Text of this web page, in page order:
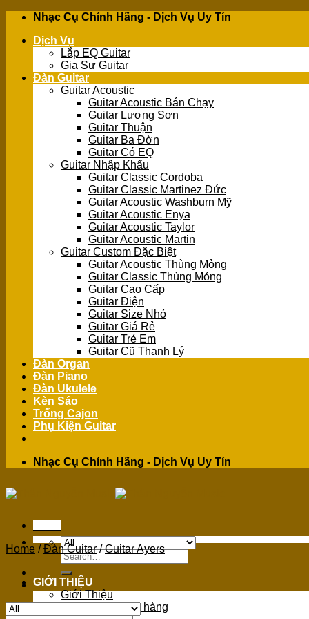
Skip
content
Nhạc Cụ Chính Hãng - Dịch Vụ Uy Tín
Dịch Vụ
Lắp EQ Guitar
Gia Sư Guitar
Đàn Guitar
Guitar Acoustic
Guitar Acoustic Bán Chạy
Guitar Lương Sơn
Guitar Thuận
Guitar Ba Đờn
Guitar Có EQ
Guitar Nhập Khẩu
Guitar Classic Cordoba
Guitar Classic Martinez Đức
Guitar Acoustic Washburn Mỹ
Guitar Acoustic Enya
Guitar Acoustic Taylor
Guitar Acoustic Martin
Guitar Custom Đặc Biệt
Guitar Acoustic Thùng Mỏng
Guitar Classic Thùng Mỏng
Guitar Cao Cấp
Guitar Điện
Guitar Size Nhỏ
Guitar Giá Rẻ
Guitar Trẻ Em
Guitar Cũ Thanh Lý
Đàn Organ
Đàn Piano
Đàn Ukulele
Kèn Sáo
Trống Cajon
Phụ Kiện Guitar
Nhạc Cụ Chính Hãng - Dịch Vụ Uy Tín
Search
for:
GIỚI THIỆU
Giới Thiệu
Chính sách mua hàng
Home / Đàn Guitar / Guitar Ayers